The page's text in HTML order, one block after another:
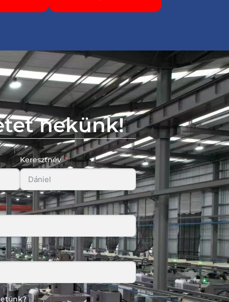
nekünk!
Keresztnév